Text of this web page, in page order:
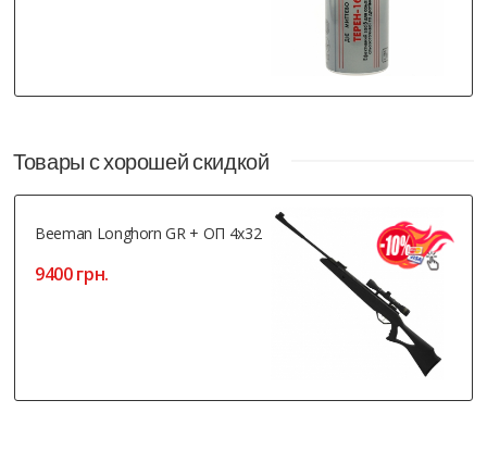
Товары с хорошей скидкой
Beeman Longhorn GR + ОП 4x32
9400 грн.